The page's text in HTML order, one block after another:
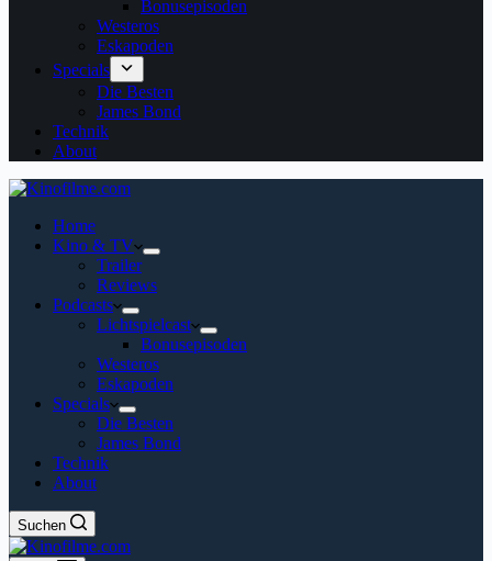
Bonusepisoden
Westeros
Eskapoden
Specials
Die Besten
James Bond
Technik
About
Home
Kino & TV
Trailer
Reviews
Podcasts
Lichtspielcast
Bonusepisoden
Westeros
Eskapoden
Specials
Die Besten
James Bond
Technik
About
Suchen